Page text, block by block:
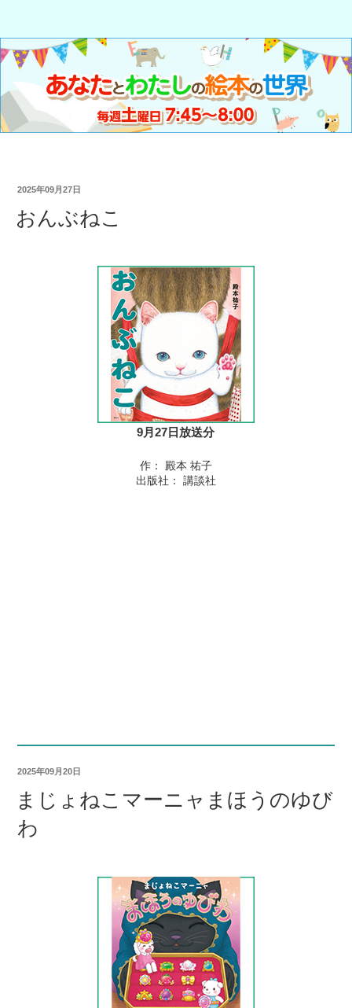
2025年09月27日
おんぶねこ
9月27日放送分
作： 殿本 祐子
出版社： 講談社
2025年09月20日
まじょねこマーニャまほうのゆび
わ